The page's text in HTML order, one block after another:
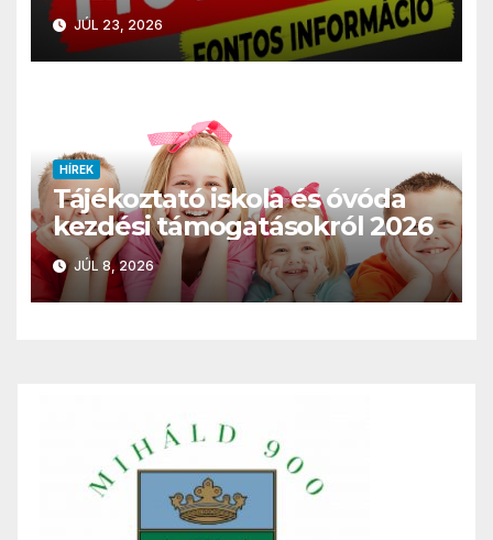
JÚL 23, 2026
HÍREK
Tájékoztató iskola és óvóda
kezdési támogatásokról 2026
JÚL 8, 2026